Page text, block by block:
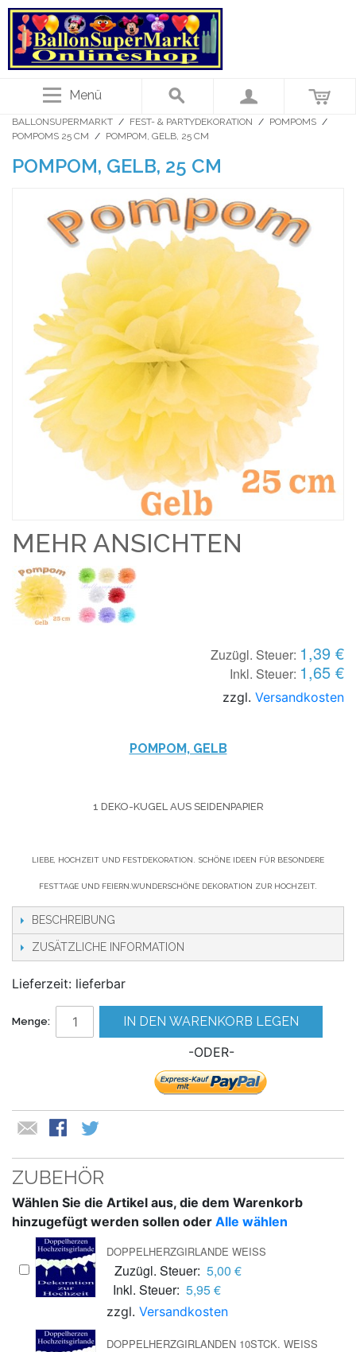
Menü
BALLONSUPERMARKT / FEST- & PARTYDEKORATION / POMPOMS /
POMPOMS 25 CM / POMPOM, GELB, 25 CM
POMPOM, GELB, 25 CM
MEHR ANSICHTEN
Zuzügl. Steuer: 1,39 €
Inkl. Steuer: 1,65 €
zzgl. Versandkosten
POMPOM, GELB
1 DEKO-KUGEL AUS SEIDENPAPIER
LIEBE, HOCHZEIT UND FESTDEKORATION. SCHÖNE IDEEN FÜR BESONDERE
FESTTAGE UND FEIERN.WUNDERSCHÖNE DEKORATION ZUR HOCHZEIT.
BESCHREIBUNG
ZUSÄTZLICHE INFORMATION
Lieferzeit: lieferbar
Menge: IN DEN WARENKORB LEGEN
-ODER-
ZUBEHÖR
Wählen Sie die Artikel aus, die dem Warenkorb
hinzugefügt werden sollen oder Alle wählen
DOPPELHERZGIRLANDE WEISS
Zuzügl. Steuer: 5,00 €
Inkl. Steuer: 5,95 €
zzgl. Versandkosten
DOPPELHERZGIRLANDEN 10STCK. WEISS